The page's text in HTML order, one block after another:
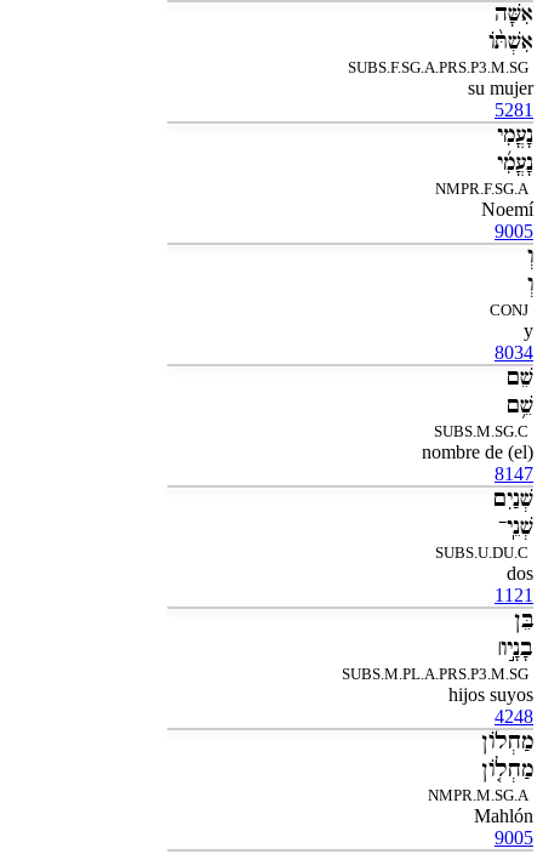
אִשָּׁה
אִשְׁתֹּ֨ו
SUBS.F.SG.A.PRS.P3.M.SG
su mujer
5281
נָעֳמִי
נָעֳמִ֜י
NMPR.F.SG.A
Noemí
9005
וְ
וְ
CONJ
y
8034
שֵׁם
שֵׁ֥ם
SUBS.M.SG.C
(el) nombre de
8147
שְׁנַיִם
שְׁנֵֽי־
SUBS.U.DU.C
dos
1121
בֵּן
בָנָ֣יו׀
SUBS.M.PL.A.PRS.P3.M.SG
hijos suyos
4248
מַחְלֹון
מַחְלֹ֤ון
NMPR.M.SG.A
Mahlón
9005